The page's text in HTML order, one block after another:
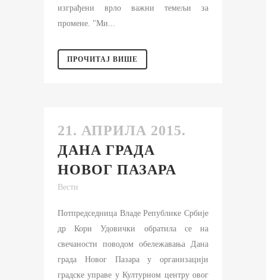
изграђени врло важни темељи за
промене. "Ми...
ПРОЧИТАЈ ВИШЕ
21. АПРИЛА 2015.
ДАНА ГРАДА
НОВОГ ПАЗАРА
Вести
Потпредседница Владе Републике Србије
др Кори Удовички обратила се на
свечаности поводом обележавања Дана
града Новог Пазара у организацији
градске управе у Културном центру овог